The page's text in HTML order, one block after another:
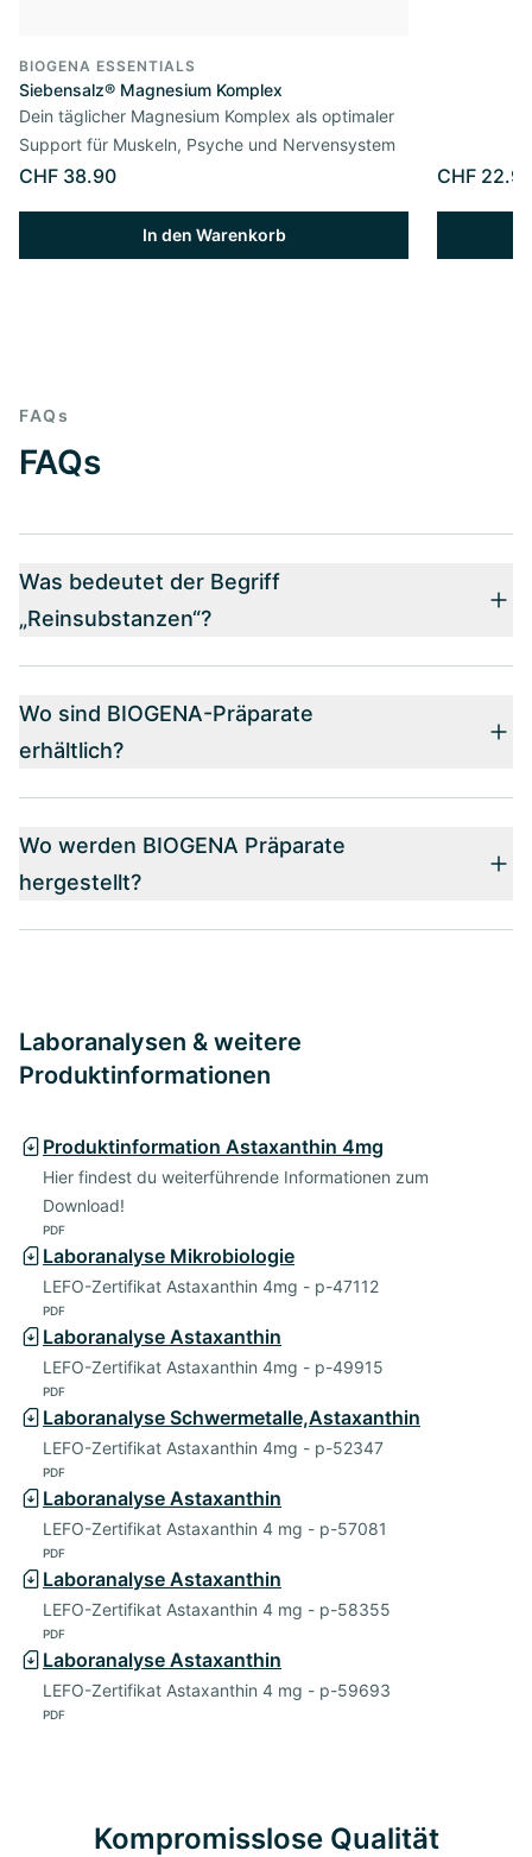
BIOGENA ESSENTIALS
Siebensalz® Magnesium Komplex
Dein täglicher Magnesium Komplex als optimaler
Support für Muskeln, Psyche und Nervensystem
CHF 38.90
In den Warenkorb
CHF
FAQs
FAQs
Was bedeutet der Begriff
„Reinsubstanzen“?
Wo sind BIOGENA-Präparate
erhältlich?
Wo werden BIOGENA Präparate
hergestellt?
Laboranalysen & weitere
Produktinformationen
Produktinformation Astaxanthin 4mg
Hier findest du weiterführende Informationen zum
Download!
PDF
Laboranalyse Mikrobiologie
LEFO-Zertifikat Astaxanthin 4mg - p-47112
PDF
Laboranalyse Astaxanthin
LEFO-Zertifikat Astaxanthin 4mg - p-49915
PDF
Laboranalyse Schwermetalle,Astaxanthin
LEFO-Zertifikat Astaxanthin 4mg - p-52347
PDF
Laboranalyse Astaxanthin
LEFO-Zertifikat Astaxanthin 4 mg - p-57081
PDF
Laboranalyse Astaxanthin
LEFO-Zertifikat Astaxanthin 4 mg - p-58355
PDF
Laboranalyse Astaxanthin
LEFO-Zertifikat Astaxanthin 4 mg - p-59693
PDF
Kompromisslose Qualität